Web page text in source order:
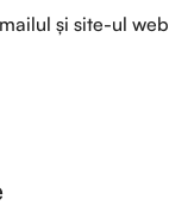
și site-ul